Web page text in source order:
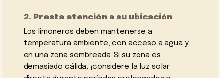
2. Presta atención a su ubicación
Los limoneros deben mantenerse a
temperatura ambiente, con acceso a agua y
en una zona sombreada. Si su zona es
demasiado cálida, ¡considere la luz solar